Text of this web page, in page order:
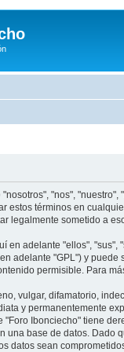
"nos",
estos términos en
legalmente sometido a
en adelante "ellos",
adelante "GPL") y puede
permisible. Para
vulgar, difamatorio,
y permanentemente
"Foro Ibonciecho" tiene
base de datos.
datos sean